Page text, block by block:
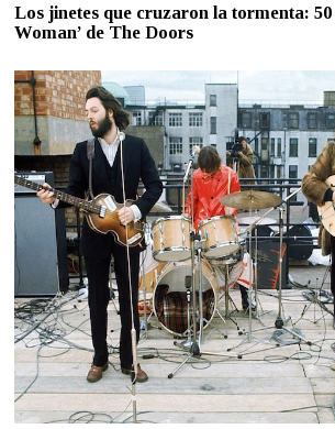
Los jinetes que cruzaron la tormenta: 50
Woman’ de The Doors